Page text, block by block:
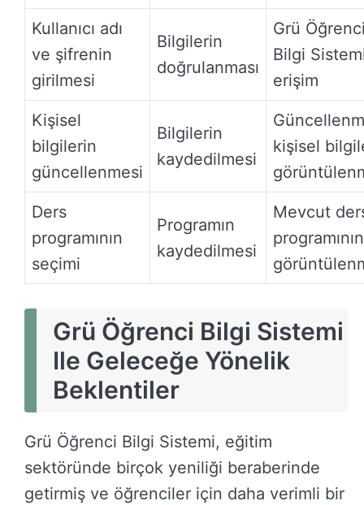
Kullanıcı adı
ve şifrenin
girilmesi
Bilgilerin
doğrulanması
Grü
Bilgi
erişim
Kişisel
bilgilerin
güncellenmesi
Bilgilerin
kaydedilmesi
kişisel
Ders
programının
seçimi
Programın
kaydedilmesi
Mevcut
programının
Grü Öğrenci Bilgi Sistemi
Ile Geleceğe Yönelik
Beklentiler
Grü Öğrenci Bilgi Sistemi, eğitim
sektöründe birçok yeniliği beraberinde
getirmiş ve öğrenciler için daha verimli bir